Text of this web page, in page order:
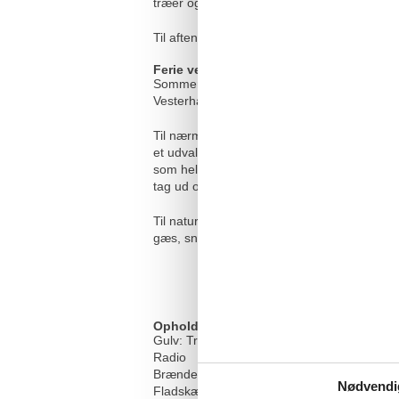
Til aften kan I tænde op i grillen og holde
Ferie ved Nymindegab
Sommerhuset ligger i Nymindegab, der er
Vesterhavet, der indbyder til gode gåture.
Til nærmeste indkøb er der 6,5 kilometer. I
et udvalg af både supermarkeder og
som helt sikkert vil være et hit hos
tag ud og spise på Nymindegab Kro.
Til natur- og fugleelskere kan det i høj
gæs, snepper, hjejler m.m. alt efter årstiden.
Opholdsrum
Gulv: Træ
Radio
Brændeovn
Fladskærms-TV